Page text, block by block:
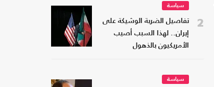
2
سياسة
تفاصيل الضربة الوشيكة على
إيران.. لهذا السبب أصيب
الأمريكيون بالذهول
سياسة